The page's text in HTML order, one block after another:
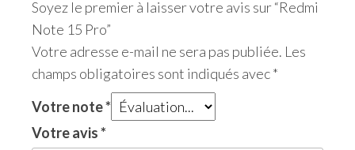
Soyez le premier à laisser votre avis sur “Redmi
Note 15 Pro”
Votre adresse e-mail ne sera pas publiée. Les
champs obligatoires sont indiqués avec*
Votre note*
Votre avis*